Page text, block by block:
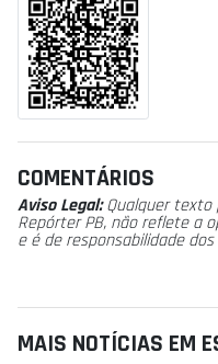
COMENTÁRIOS
Aviso Legal:Qualquer
Repórter PB, não reflete a
e é de responsabilidade
MAIS NOTÍCIAS EM